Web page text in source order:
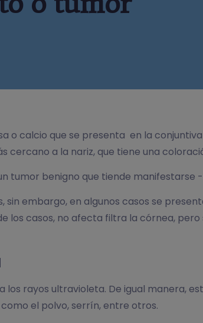
o calcio que se presenta en la
cercano a la nariz, que tiene una
tumor benigno que tiende manifestarse
sin embargo, en algunos casos se
los casos, no afecta filtra la córnea,
los rayos ultravioleta. De igual manera,
el polvo, serrín, entre otros.